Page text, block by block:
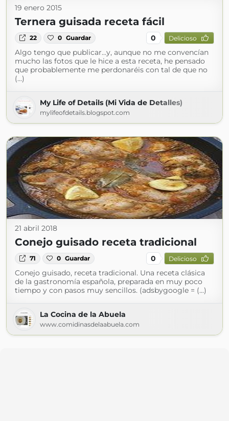
19 enero 2015
Ternera guisada receta fácil
22 0 Guardar 0 Delicioso
Algo tengo que publicar...y, aunque no me convencían
mucho las fotos que le hice a esta receta, he pensado
que probablemente me perdonaréis con tal de que no
(...)
My Life of Details (Mi Vida de Detalles)
mylifeofdetails.blogspot.com
21 abril 2018
Conejo guisado receta tradicional
71 0 Guardar 0 Delicioso
Conejo guisado, receta tradicional. Una receta clásica
de la gastronomía española, preparada en muy poco
tiempo y con pasos muy sencillos. (adsbygoogle = (...)
La Cocina de la Abuela
www.comidinasdelaabuela.com